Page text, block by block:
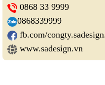
0868 33 9999
0868339999
fb.com/
www.sadesign.vn